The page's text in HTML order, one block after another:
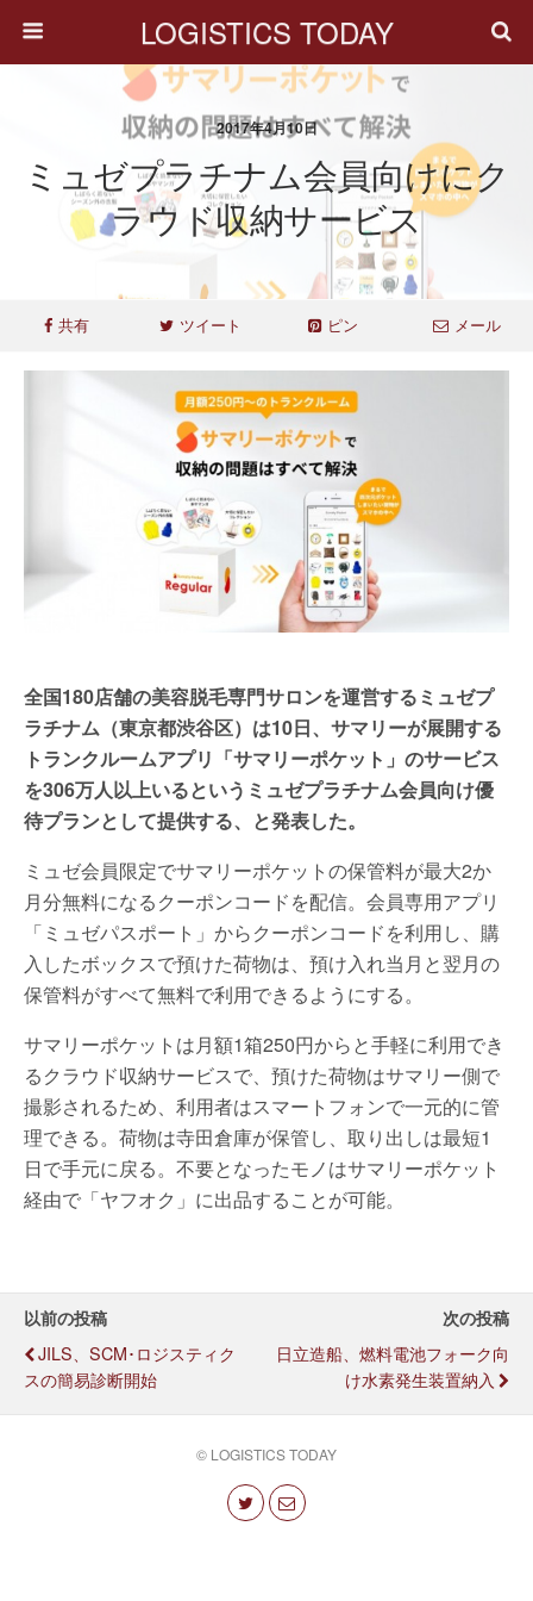
LOGISTICS TODAY
2017年4月10日
ミュゼプラチナム会員向けにク
ラウド収納サービス
共有 ツイート ピン メール
全国180店舗の美容脱毛専門サロンを運営するミュゼプ
ラチナム（東京都渋谷区）は10日、サマリーが展開する
トランクルームアプリ「サマリーポケット」のサービス
を306万人以上いるというミュゼプラチナム会員向け優
待プランとして提供する、と発表した。
ミュゼ会員限定でサマリーポケットの保管料が最大2か
月分無料になるクーポンコードを配信。会員専用アプリ
「ミュゼパスポート」からクーポンコードを利用し、購
入したボックスで預けた荷物は、預け入れ当月と翌月の
保管料がすべて無料で利用できるようにする。
サマリーポケットは月額1箱250円からと手軽に利用でき
るクラウド収納サービスで、預けた荷物はサマリー側で
撮影されるため、利用者はスマートフォンで一元的に管
理できる。荷物は寺田倉庫が保管し、取り出しは最短1
日で手元に戻る。不要となったモノはサマリーポケット
経由で「ヤフオク」に出品することが可能。
以前の投稿
JILS、SCM･ロジスティク
スの簡易診断開始
次の投稿
日立造船、燃料電池フォーク向
け水素発生装置納入
© LOGISTICS TODAY